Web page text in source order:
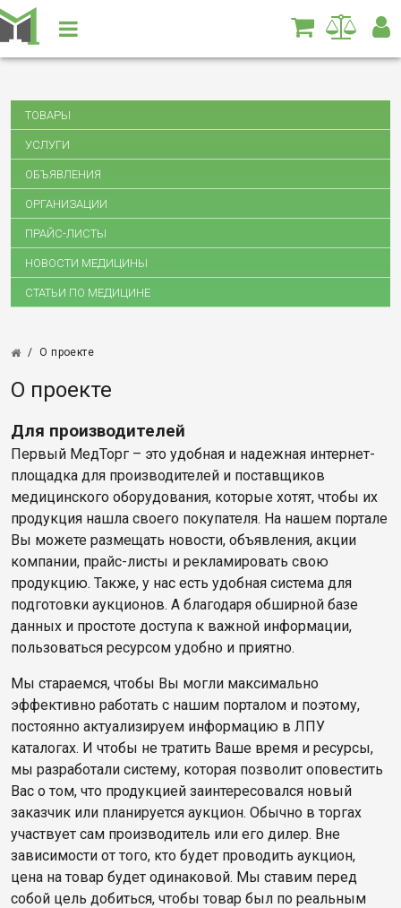
ТОВАРЫ
УСЛУГИ
ОБЪЯВЛЕНИЯ
ОРГАНИЗАЦИИ
ПРАЙС-ЛИСТЫ
НОВОСТИ МЕДИЦИНЫ
СТАТЬИ ПО МЕДИЦИНЕ
/ О проекте
О проекте
Для производителей
Первый МедТорг – это удобная и надежная интернет-
площадка для производителей и поставщиков
медицинского оборудования, которые хотят, чтобы их
продукция нашла своего покупателя. На нашем портале
Вы можете размещать новости, объявления, акции
компании, прайс-листы и рекламировать свою
продукцию. Также, у нас есть удобная система для
подготовки аукционов. А благодаря обширной базе
данных и простоте доступа к важной информации,
пользоваться ресурсом удобно и приятно.
Мы стараемся, чтобы Вы могли максимально
эффективно работать с нашим порталом и поэтому,
постоянно актуализируем информацию в ЛПУ
каталогах. И чтобы не тратить Ваше время и ресурсы,
мы разработали систему, которая позволит оповестить
Вас о том, что продукцией заинтересовался новый
заказчик или планируется аукцион. Обычно в торгах
участвует сам производитель или его дилер. Вне
зависимости от того, кто будет проводить аукцион,
цена на товар будет одинаковой. Мы ставим перед
собой цель добиться, чтобы товар был по реальным